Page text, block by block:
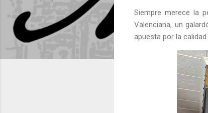
Siempre merece la
Valenciana, un
apuesta por la